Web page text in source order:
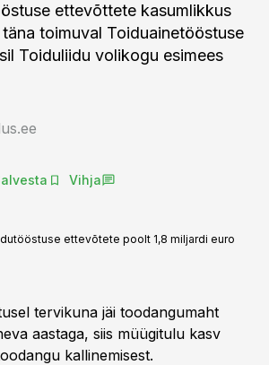
ettevõttete kasumlikkus
toimuval Toiduainetööstuse
Toiduliidu volikogu esimees
Vihja
ettevõtete poolt 1,8 miljardi euro
tervikuna jäi toodangumaht
aastaga, siis müügitulu kasv
kallinemisest.